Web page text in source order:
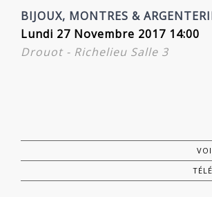
BIJOUX, MONTRES &
Lundi 27 Novembre 2017 14:00
Drouot - Richelieu Salle 3